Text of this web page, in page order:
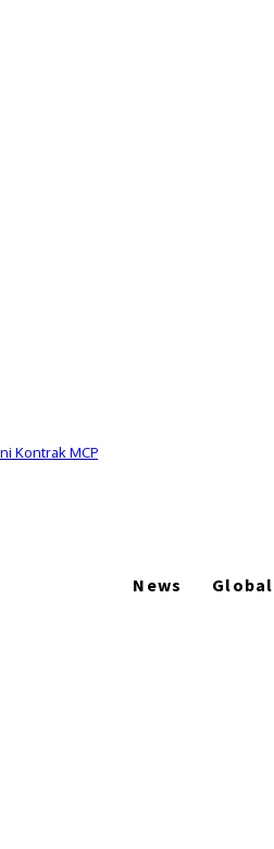
Kontrak MCP
News Global